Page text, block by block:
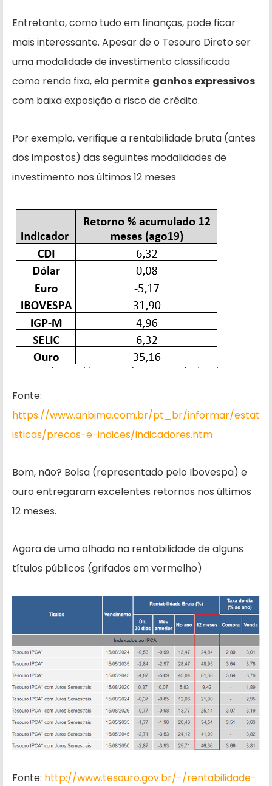
Entretanto, como tudo em finanças, pode ficar
mais interessante. Apesar de o Tesouro Direto ser
uma modalidade de investimento classificada
como renda fixa, ela permite ganhos expressivos
com baixa exposição a risco de crédito.
Por exemplo, verifique a rentabilidade bruta (antes
dos impostos) das seguintes modalidades de
investimento nos últimos 12 meses
Fonte:
https://www.anbima.com.br/pt_br/informar/estat
isticas/precos-e-indices/indicadores.htm
Bom, não? Bolsa (representado pelo Ibovespa) e
ouro entregaram excelentes retornos nos últimos
12 meses.
Agora de uma olhada na rentabilidade de alguns
títulos públicos (grifados em vermelho)
Fonte: http://www.tesouro.gov.br/-/rentabilidade-